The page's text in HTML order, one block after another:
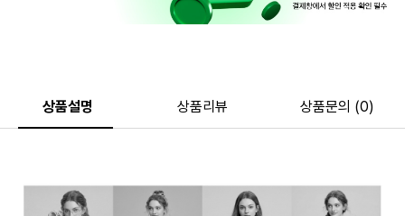
상품설명 상품리뷰 상품문의 (0)